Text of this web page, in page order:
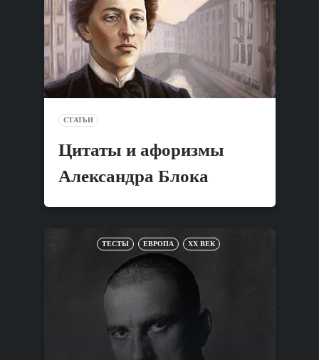
СТАТЬИ
Цитаты и афоризмы
Александра Блока
ТЕСТЫ ЕВРОПА XX ВЕК